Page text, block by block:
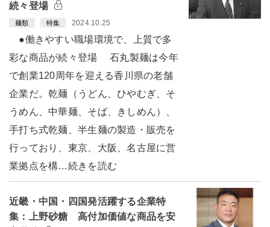
続々登場
麺類 特集 2024.10.25
●働きやすい職場環境で、上質で多
彩な商品が続々登場 石丸製麺は今年
で創業120周年を迎える香川県の老舗
企業だ。乾麺（うどん、ひやむぎ、そ
うめん、中華麺、そば、きしめん）、
手打ち式乾麺、半生麺の製造・販売を
行っており、東京、大阪、名古屋に営
業拠点を構…続きを読む
近畿・中国・四国発活躍する企業特
集：上野砂糖 高付加価値な商品を安